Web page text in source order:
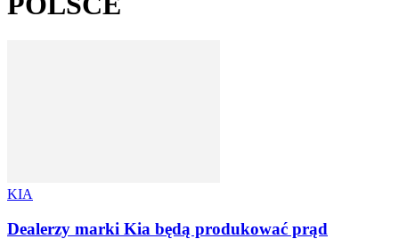
KIA
Dealerzy marki Kia będą produkować prąd